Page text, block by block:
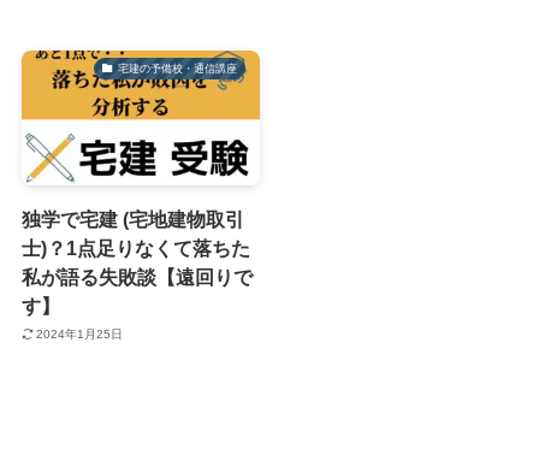
宅建の予備校・通信講座
独学で宅建 (宅地建物取引
士)？1点足りなくて落ちた
私が語る失敗談【遠回りで
す】
2024年1月25日